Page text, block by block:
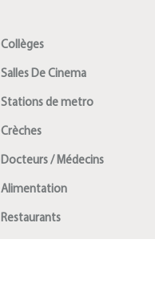
Collèges
Salles De Cinema
Stations de metro
Crèches
Docteurs / Médecins
Alimentation
Restaurants